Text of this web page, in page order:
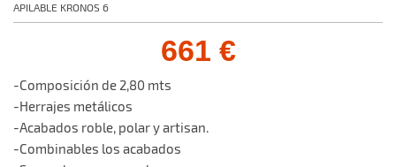
APILABLE KRONOS 6
661 €
-Composición de 2,80 mts
-Herrajes metálicos
-Acabados roble, polar y artisan.
-Combinables los acabados